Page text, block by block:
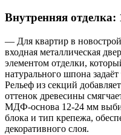
Внутренняя
— Для квартир в
входная металлическая
элементом отделки,
натурального шпона
Рельеф из секций
оттенок древесины
МДФ-основа 12-24 мм
блока и тип крепежа,
декоративного слоя.